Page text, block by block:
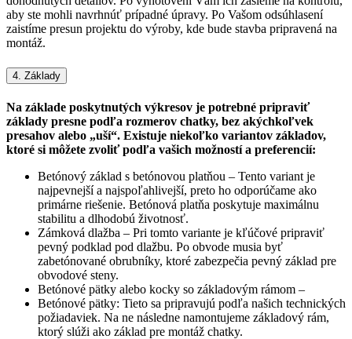
aby ste mohli navrhnúť prípadné úpravy. Po Vašom odsúhlasení
zaistíme presun projektu do výroby, kde bude stavba pripravená na
montáž.
4. Základy
Na základe poskytnutých výkresov je potrebné pripraviť
základy presne podľa rozmerov chatky, bez akýchkoľvek
presahov alebo „uší“. Existuje niekoľko variantov základov,
ktoré si môžete zvoliť podľa vašich možností a preferencií:
Betónový základ s betónovou platňou – Tento variant je
najpevnejší a najspoľahlivejší, preto ho odporúčame ako
primárne riešenie. Betónová platňa poskytuje maximálnu
stabilitu a dlhodobú životnosť.
Zámková dlažba – Pri tomto variante je kľúčové pripraviť
pevný podklad pod dlažbu. Po obvode musia byť
zabetónované obrubníky, ktoré zabezpečia pevný základ pre
obvodové steny.
Betónové pätky alebo kocky so základovým rámom –
Betónové pätky: Tieto sa pripravujú podľa našich technických
požiadaviek. Na ne následne namontujeme základový rám,
ktorý slúži ako základ pre montáž chatky.